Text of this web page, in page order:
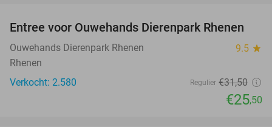
19%
Entree voor Ouwehands Dierenpark Rhenen
Ouwehands Dierenpark Rhenen 9.5 star
Rhenen
Verkocht: 2.580
Regulier €31,50
€25,50